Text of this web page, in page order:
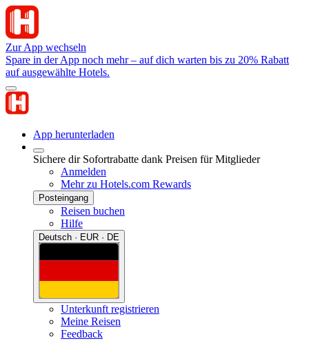
Zur App wechseln
Spare in der App noch mehr – auf dich warten bis zu 20% Rabatt
auf ausgewählte Hotels.
App herunterladen
Sichere dir Sofortrabatte dank Preisen für Mitglieder
Anmelden
Mehr zu Hotels.com Rewards
Posteingang
Reisen buchen
Hilfe
Deutsch · EUR · DE
Unterkunft registrieren
Meine Reisen
Feedback